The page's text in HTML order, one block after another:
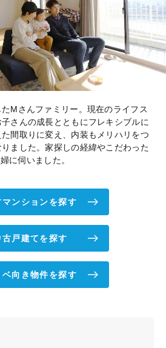
Mさんファミリー。現在のライフス
さんの成長とともにフレキシブルに
間取りに変え、内装もメリハリをつ
ました。家探しの経緯やこだわった
に伺いました。
マンションを探す
古戸建てを探す
ベ向き物件を探す